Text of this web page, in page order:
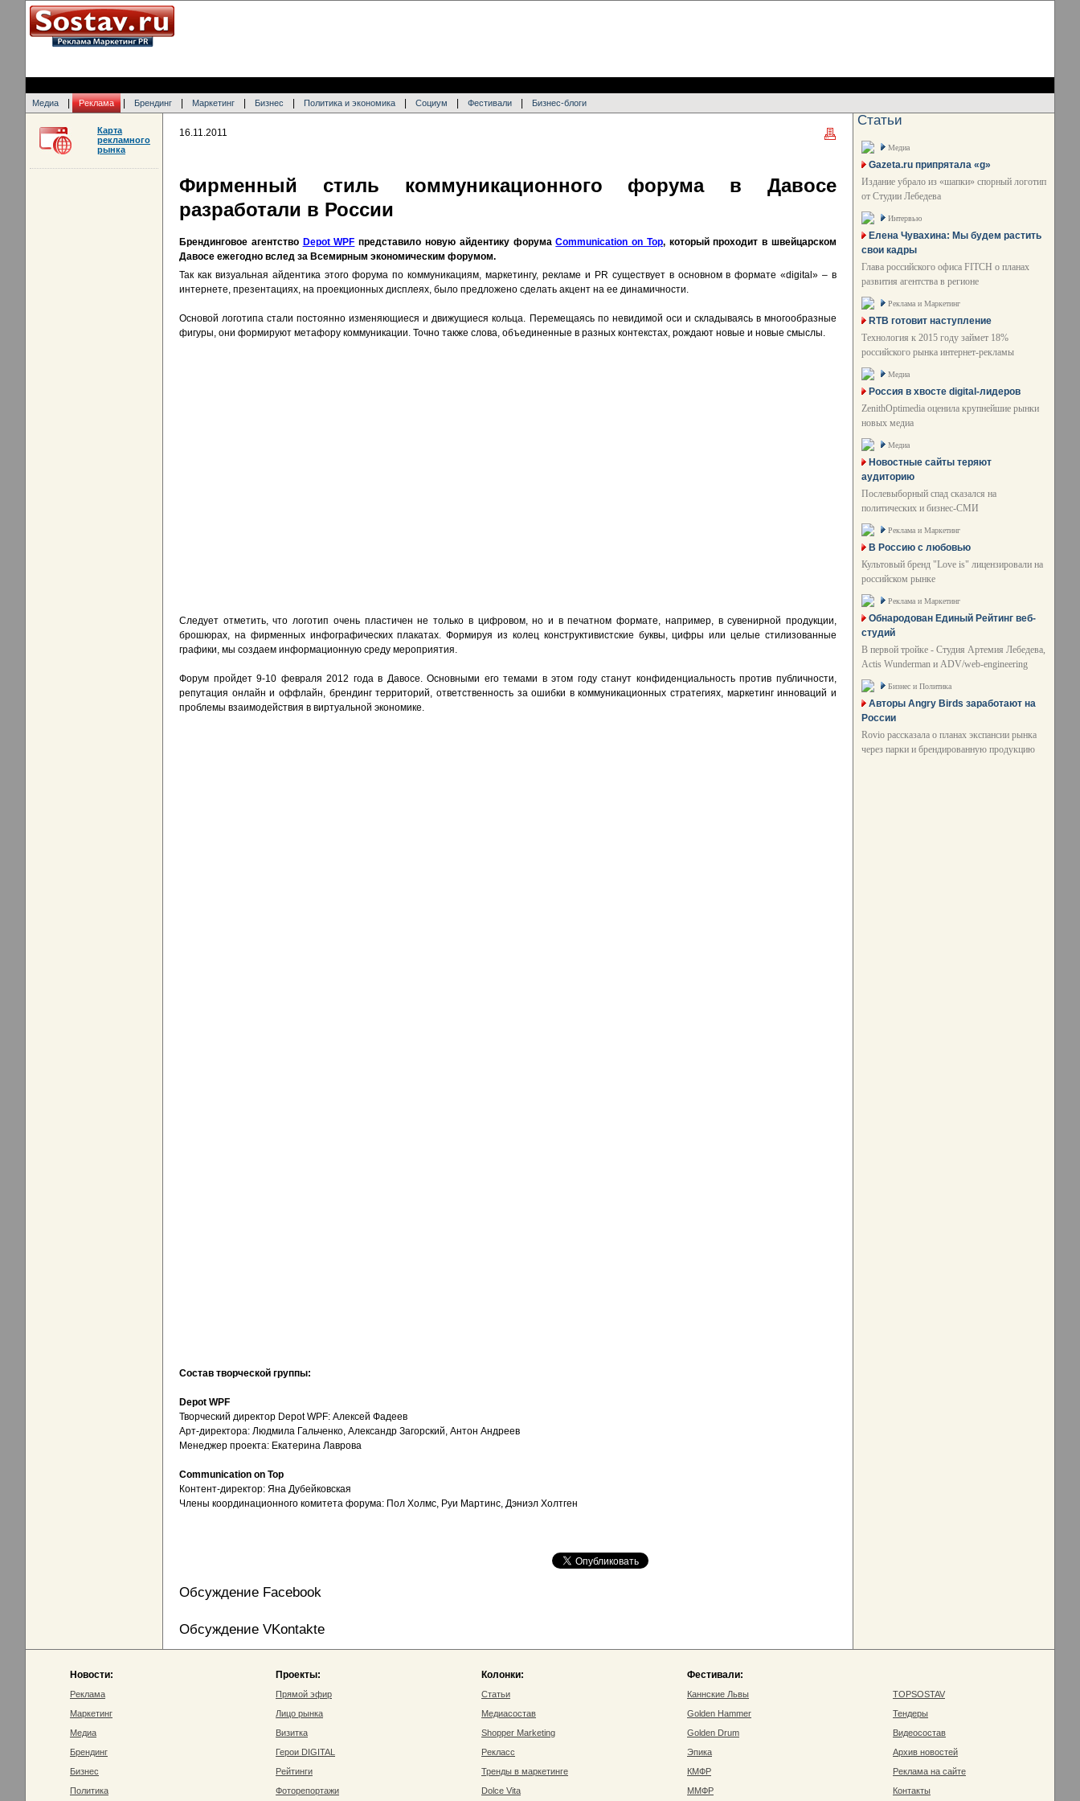
Медиа Реклама Брендинг Маркетинг Бизнес Политика и экономика Социум Фестивали Бизнес-блоги
16.11.2011
Фирменный стиль коммуникационного форума в Давосе
разработали в России
Брендинговое агентство Depot WPF представило новую айдентику форумаCommunication on Top, который проходит в швейцарском
Давосе ежегодно вслед за Всемирным экономическим форумом.
Так как визуальная айдентика этого форума по коммуникациям, маркетингу, рекламе и PR существует в основном в формате «digital» – в
интернете, презентациях, на проекционных дисплеях, было предложено сделать акцент на ее динамичности.
Основой логотипа стали постоянно изменяющиеся и движущиеся кольца. Перемещаясь по невидимой оси и складываясь в многообразные
фигуры, они формируют метафору коммуникации. Точно также слова, объединенные в разных контекстах, рождают новые и новые смыслы.
Следует отметить, что логотип очень пластичен не только в цифровом, но и в печатном формате, например, в сувенирной продукции,
брошюрах, на фирменных инфографических плакатах. Формируя из колец конструктивистские буквы, цифры или целые стилизованные
графики, мы создаем информационную среду мероприятия.
Форум пройдет 9-10 февраля 2012 года в Давосе. Основными его темами в этом году станут конфиденциальность против публичности,
репутация онлайн и оффлайн, брендинг территорий, ответственность за ошибки в коммуникационных стратегиях, маркетинг инноваций и
проблемы взаимодействия в виртуальной экономике.
Состав творческой группы:
Depot WPF
Творческий директор Depot WPF: Алексей Фадеев
Арт-директора: Людмила Гальченко, Александр Загорский, Антон Андреев
Менеджер проекта: Екатерина Лаврова
Communication on Top
Контент-директор: Яна Дубейковская
Члены координационного комитета форума: Пол Холмс, Руи Мартинс, Дэниэл Холтген
Обсуждение Facebook
Обсуждение VKontakte
Карта
рекламного
рынка
Статьи
Медиа
Gazeta.ru припрятала «g»
Издание убрало из «шапки» спорный логотип
от Студии Лебедева
Интервью
Елена Чувахина: Мы будем растить
свои кадры
Глава российского офиса FITCH о планах
развития агентства в регионе
Реклама и Маркетинг
RTB готовит наступление
Технология к 2015 году займет 18%
российского рынка интернет-рекламы
Медиа
Россия в хвосте digital-лидеров
ZenithOptimedia оценила крупнейшие рынки
новых медиа
Медиа
Новостные сайты теряют
аудиторию
Послевыборный спад сказался на
политических и бизнес-СМИ
Реклама и Маркетинг
В Россию с любовью
Культовый бренд "Love is" лицензировали на
российском рынке
Реклама и Маркетинг
Обнародован Единый Рейтинг веб-
студий
В первой тройке - Студия Артемия Лебедева,
Actis Wunderman и ADV/web-engineering
Бизнес и Политика
Авторы Angry Birds заработают на
России
Rovio рассказала о планах экспансии рынка
через парки и брендированную продукцию
Новости:
Реклама
Маркетинг
Медиа
Брендинг
Бизнес
Политика
Проекты:
Прямой эфир
Лицо рынка
Визитка
Герои DIGITAL
Рейтинги
Фоторепортажи
Колонки:
Статьи
Медиасостав
Shopper Marketing
Рекласс
Тренды в маркетинге
Dolce Vita
Фестивали:
Каннские Львы
Golden Hammer
Golden Drum
Эпика
КМФР
ММФР
TOPSOSTAV
Тендеры
Видеосостав
Архив новостей
Реклама на сайте
Контакты